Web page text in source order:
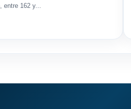
entre 162 y...